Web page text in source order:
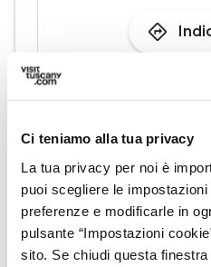
Ci teniamo alla tua privacy
La tua privacy per noi è
puoi scegliere le
preferenze e modificarle in
pulsante “Impostazioni
sito. Se chiudi questa
directions
home Dove
Via Vincenzo
50053, FI
email Email
info@homybnb.com